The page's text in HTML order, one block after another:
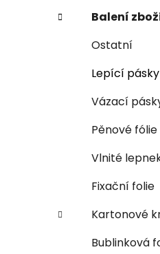
e
Balení
Ostatní
Lepící pásky
Vázací
Pěnové fólie
Vlnité
Fixační folie
Kartonové
Bublinková